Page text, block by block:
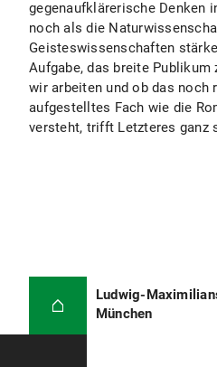
gegenaufklärerische Denken
noch als die
Geisteswissenschaften
Aufgabe, das breite
wir arbeiten und ob das noch
aufgestelltes Fach wie die
versteht, trifft Letzteres ganz
Ludwig-
München